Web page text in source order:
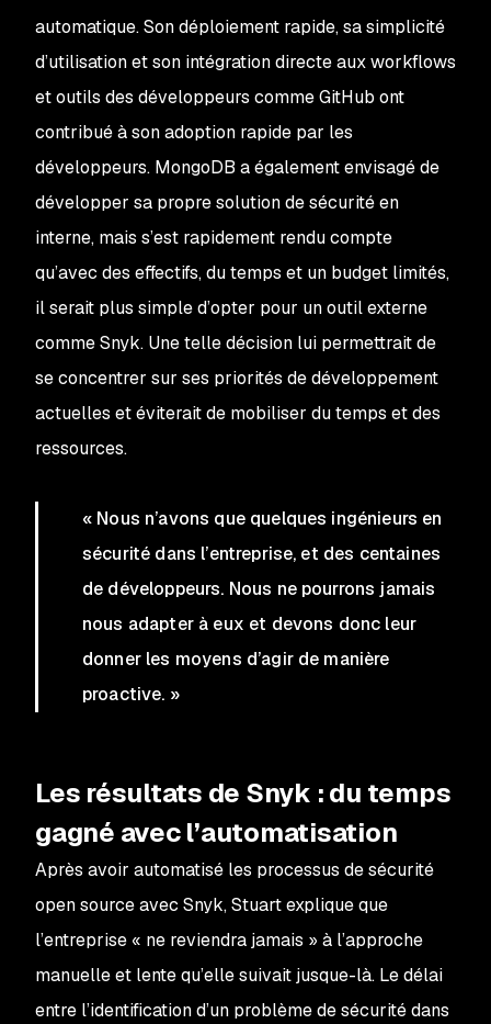
automatique. Son déploiement rapide, sa simplicité
d’utilisation et son intégration directe aux workflows
et outils des développeurs comme GitHub ont
contribué à son adoption rapide par les
développeurs. MongoDB a également envisagé de
développer sa propre solution de sécurité en
interne, mais s’est rapidement rendu compte
qu’avec des effectifs, du temps et un budget limités,
il serait plus simple d’opter pour un outil externe
comme Snyk. Une telle décision lui permettrait de
se concentrer sur ses priorités de développement
actuelles et éviterait de mobiliser du temps et des
ressources.
« Nous n’avons que quelques ingénieurs en
sécurité dans l’entreprise, et des centaines
de développeurs. Nous ne pourrons jamais
nous adapter à eux et devons donc leur
donner les moyens d’agir de manière
proactive. »
Les résultats de Snyk : du temps
gagné avec l’automatisation
Après avoir automatisé les processus de sécurité
open source avec Snyk, Stuart explique que
l’entreprise « ne reviendra jamais » à l’approche
manuelle et lente qu’elle suivait jusque-là. Le délai
entre l’identification d’un problème de sécurité dans